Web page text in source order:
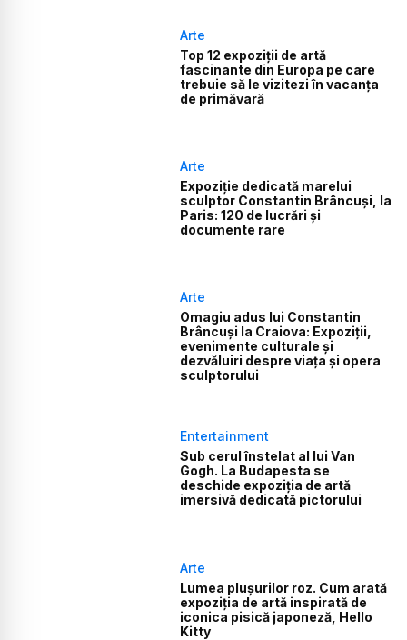
Arte
Top 12 expoziții de artă
fascinante din Europa pe care
trebuie să le vizitezi în vacanța
de primăvară
Arte
Expoziție dedicată marelui
sculptor Constantin Brâncuși, la
Paris: 120 de lucrări și
documente rare
Arte
Omagiu adus lui Constantin
Brâncuși la Craiova: Expoziții,
evenimente culturale și
dezvăluiri despre viața și opera
sculptorului
Entertainment
Sub cerul înstelat al lui Van
Gogh. La Budapesta se
deschide expoziția de artă
imersivă dedicată pictorului
Arte
Lumea plușurilor roz. Cum arată
expoziția de artă inspirată de
iconica pisică japoneză, Hello
Kitty